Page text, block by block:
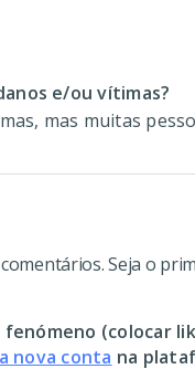
e/ou vítimas?
mas muitas
Seja o
(colocar
nova conta na